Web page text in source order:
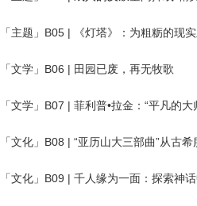
「主题」B05 | 《灯塔》：为粗粝的现
「文学」B06 | 田园已废，再无牧歌
「文学」B07 | 菲利普•拉金：“平凡的
「文化」B08 | “亚历山大三部曲”从古
「文化」B09 | 千人缘为一面：探索神